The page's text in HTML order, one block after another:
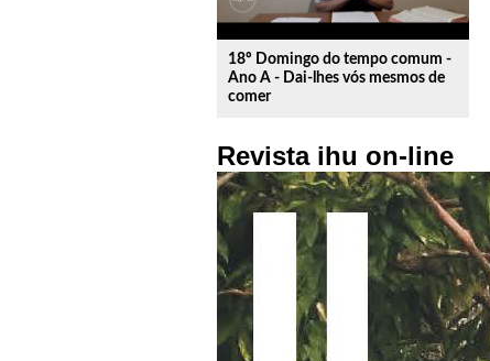
18º Domingo do tempo comum -
Ano A - Dai-lhes vós mesmos de
comer
Revista ihu on-line